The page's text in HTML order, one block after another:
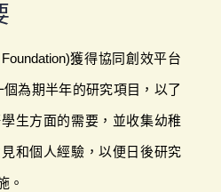
獲得協同創效平台
為期半年的研究項目，以了
生方面的需要，並收集幼稚
和個人經驗，以便日後研究
。